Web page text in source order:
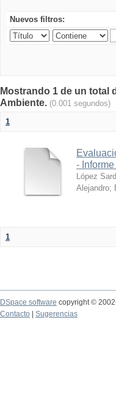
Nuevos filtros:
Mostrando 1 de un total
Ambiente. (0.001 segundos)
1
-
López
Alejandro;
1
DSpace software copyright ©
Contacto
Sugerencias